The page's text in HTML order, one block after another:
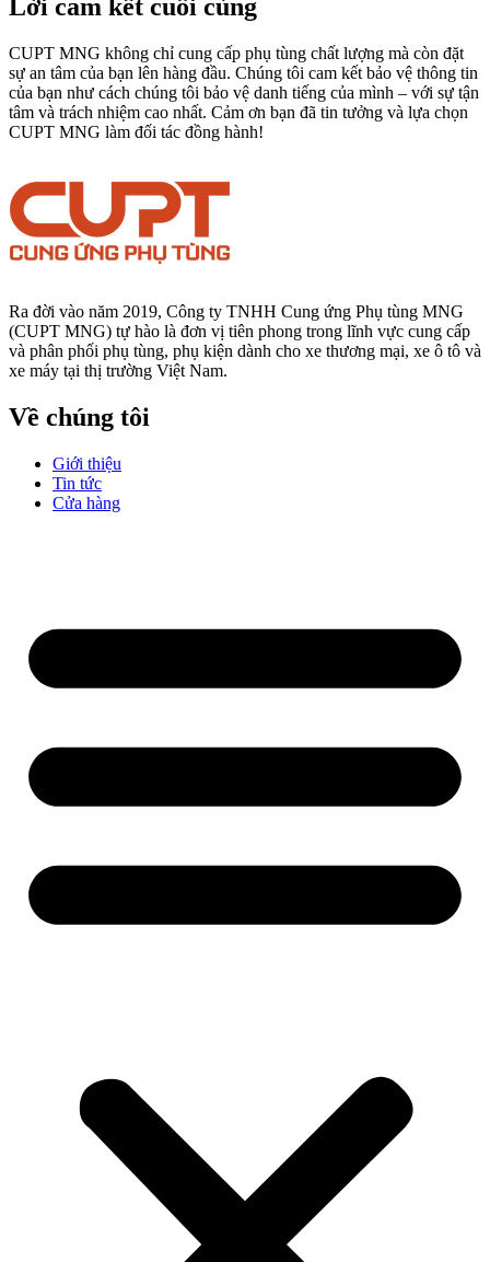
Lời cam kết cuối cùng
CUPT MNG không chỉ cung cấp phụ tùng chất lượng mà còn đặt
sự an tâm của bạn lên hàng đầu. Chúng tôi cam kết bảo vệ thông tin
của bạn như cách chúng tôi bảo vệ danh tiếng của mình – với sự tận
tâm và trách nhiệm cao nhất. Cảm ơn bạn đã tin tưởng và lựa chọn
CUPT MNG làm đối tác đồng hành!
Ra đời vào năm 2019, Công ty TNHH Cung ứng Phụ tùng MNG
(CUPT MNG) tự hào là đơn vị tiên phong trong lĩnh vực cung cấp
và phân phối phụ tùng, phụ kiện dành cho xe thương mại, xe ô tô và
xe máy tại thị trường Việt Nam.
Về chúng tôi
Giới thiệu
Tin tức
Cửa hàng